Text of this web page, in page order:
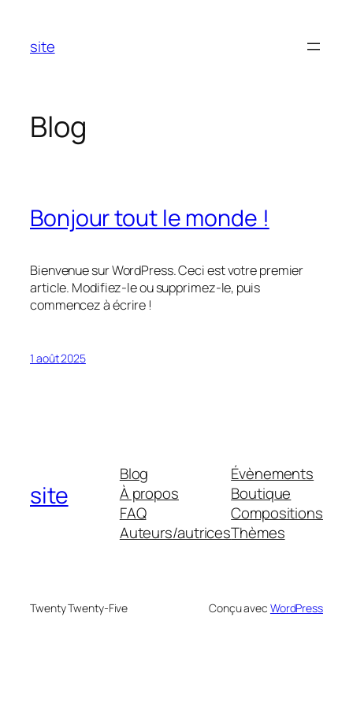
contenu
site
Blog
Bonjour tout le monde !
Bienvenue sur WordPress. Ceci est votre premier
article. Modifiez-le ou supprimez-le, puis
commencez à écrire !
1 août 2025
site
Blog
À propos
FAQ
Auteurs/autrices
Évènements
Boutique
Compositions
Thèmes
Twenty Twenty-Five Conçu avec WordPress